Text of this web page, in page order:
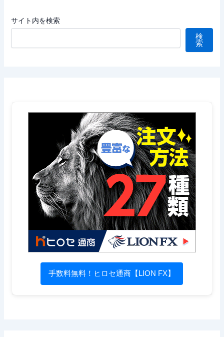
サイト内を検索
検
索
手数料無料！ヒロセ通商【LION FX】